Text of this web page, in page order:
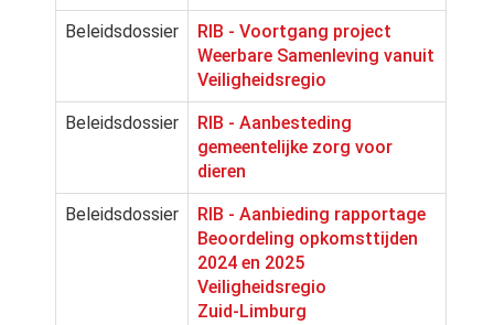
Beleidsdossier
RIB - Voortgang project
Weerbare Samenleving vanuit
Veiligheidsregio
Beleidsdossier
RIB - Aanbesteding
gemeentelijke zorg voor
dieren
Beleidsdossier
RIB - Aanbieding rapportage
Beoordeling opkomsttijden
2024 en 2025
Veiligheidsregio
Zuid‑Limburg